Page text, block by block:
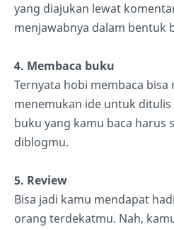
yang diajukan lewat
menjawabnya dalam bentuk
4. Membaca buku
Ternyata hobi membaca
menemukan ide untuk ditulis
buku yang kamu baca harus
diblogmu.
5. Review
Bisa jadi kamu mendapat
orang terdekatmu. Nah,